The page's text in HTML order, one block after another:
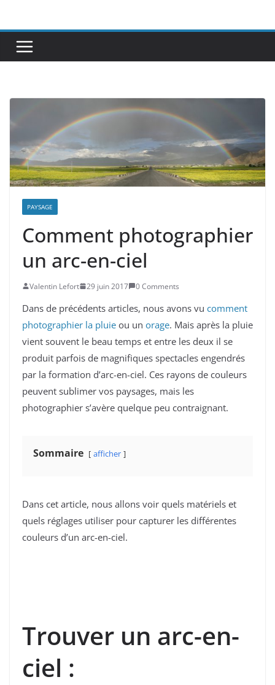
contenu
PAYSAGE
Comment photographier
un arc-en-ciel
Valentin Lefort 29 juin 2017 0 Comments
Dans de précédents articles, nous avons vu comment
photographier la pluie ou un orage. Mais après la pluie
vient souvent le beau temps et entre les deux il se
produit parfois de magnifiques spectacles engendrés
par la formation d’arc-en-ciel. Ces rayons de couleurs
peuvent sublimer vos paysages, mais les
photographier s’avère quelque peu contraignant.
Sommaire afficher
Dans cet article, nous allons voir quels matériels et
quels réglages utiliser pour capturer les différentes
couleurs d’un arc-en-ciel.
Trouver un arc-en-
ciel :